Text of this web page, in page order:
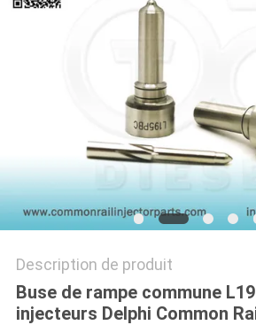
SITE
PRIVACY
POLICY
Description de produit
Buse de rampe commune
injecteurs Delphi Common